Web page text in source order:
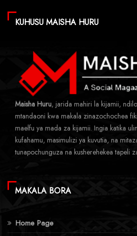
KUHUSU MAISHA HURU
Maisha Huru, jarida mahiri la kijamii,
mtandaoni kwa makala zinazochochea
maelfu ya mada za kijamii. Ingia katika
kufahamu, masimulizi ya kuvutia, na
tunapochunguza na kusherehekea tapeli
MAKALA BORA
Home Page